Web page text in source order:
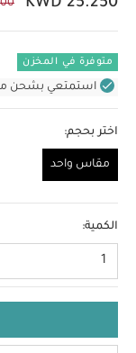
KWD 25.250
متوفرة في المخزن
استمتعي بشحن مجاني
اختر بحجم:
مقاس واحد
الكمية:
1